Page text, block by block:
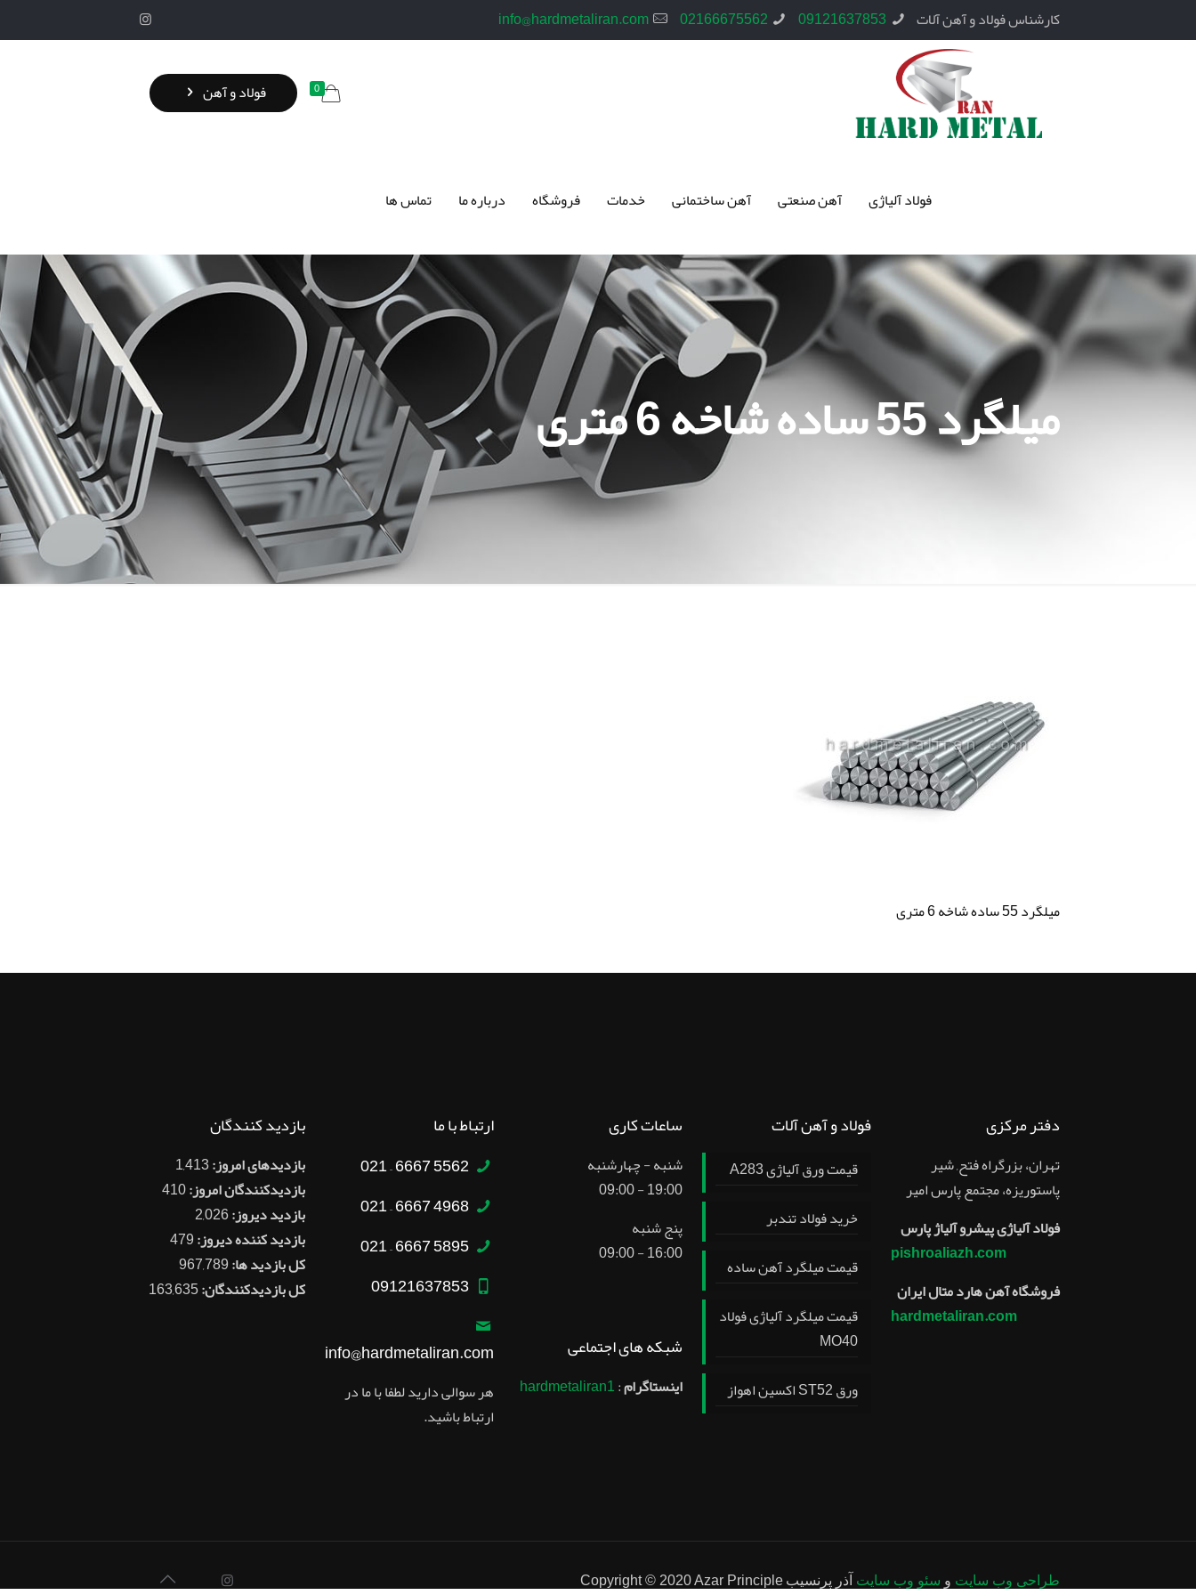
کارشناس فولاد و آهن آلات 09121637853
02166675562
info@hardmetaliran.com
فولاد آلیاژی آهن صنعتی آهن ساختمانی خدمات فروشگاه درباره ما تماس ها
0 فولاد و آهن
میلگرد 55 ساده شاخه 6 متری
میلگرد 55 ساده شاخه 6 متری
دفتر مرکزی
تهران، بزرگراه فتح, شير
پاستوريزه، مجتمع پارس امير
فولاد آلیاژی پیشرو آلیاژ پارس
pishroaliazh.com
فروشگاه آهن هارد متال ایران
hardmetaliran.com
فولاد و آهن آلات
قیمت ورق آلیاژی A283
خرید فولاد تندبر
قیمت میلگرد آهن ساده
قیمت میلگرد آلیاژی فولاد
MO40
ورق ST52 اکسین اهواز
ساعات کاری
شنبه - چهارشنبه
19:00 - 09:00
پنج شنبه
16:00 - 09:00
شبکه های اجتماعی
اینستاگرام:
hardmetaliran1
ارتباط با ما
5562 6667 – 021
4968 6667 – 021
5895 6667 – 021
09121637853
info@hardmetaliran.com
هر سوالی دارید لطفا با ما در
ارتباط باشید.
بازدید کنندگان
بازدیدهای امروز:1,413
بازدیدکنندگان امروز:410
بازدید دیروز:2,026
بازدید کننده دیروز:479
کل بازدید ها:967,789
کل بازدیدکنند‌گان:163,635
طراحی وب سایت و سئو وب سایت آذر پرنسیب Copyright © 2020 Azar Principle